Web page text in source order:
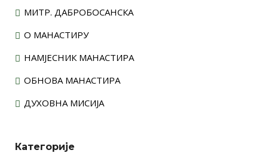
МИТР. ДАБРОБОСАНСКА
О МАНАСТИРУ
НАМЈЕСНИК МАНАСТИРА
ОБНОВА МАНАСТИРА
ДУХОВНА МИСИЈА
Категорије